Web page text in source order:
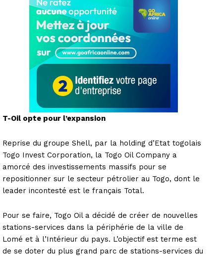
T-Oil opte pour l’expansion
Reprise du groupe Shell, par la holding d’Etat togolais
Togo Invest Corporation, la Togo Oil Company a
amorcé des investissements massifs pour se
repositionner sur le secteur pétrolier au Togo, dont le
leader incontesté est le français Total.
Pour se faire, Togo Oil a décidé de créer de nouvelles
stations-services dans la périphérie de la ville de
Lomé et à l’Intérieur du pays. L’objectif est terme est
de se doter du plus grand parc de stations-services du